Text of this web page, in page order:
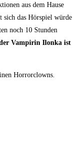
aus dem Hause
sich das Hörspiel würde
noch 10 Stunden
Vampirin Ilonka ist
Horrorclowns.